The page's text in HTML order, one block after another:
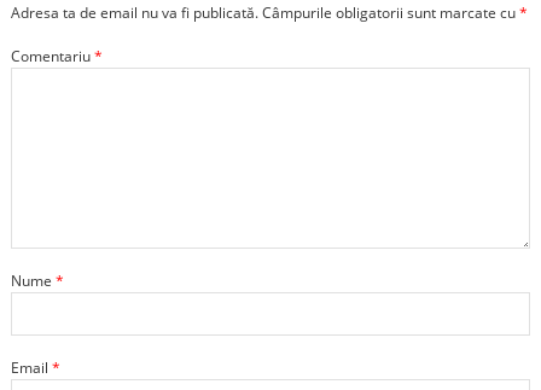
Adresa ta de email nu va fi publicată.Câmpurile obligatorii sunt marcate cu*
Comentariu*
Nume *
Email *